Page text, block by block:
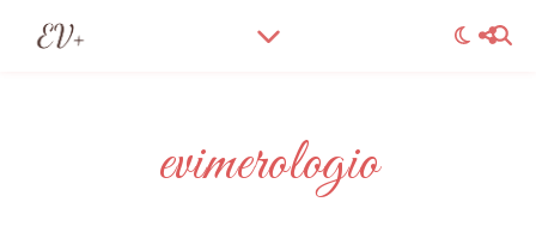
evimerologio